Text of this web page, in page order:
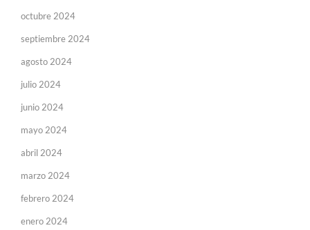
octubre 2024
septiembre 2024
agosto 2024
julio 2024
junio 2024
mayo 2024
abril 2024
marzo 2024
febrero 2024
enero 2024